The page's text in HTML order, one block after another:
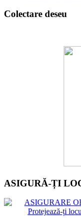
Colectare deseu
ASIGURĂ-ȚI